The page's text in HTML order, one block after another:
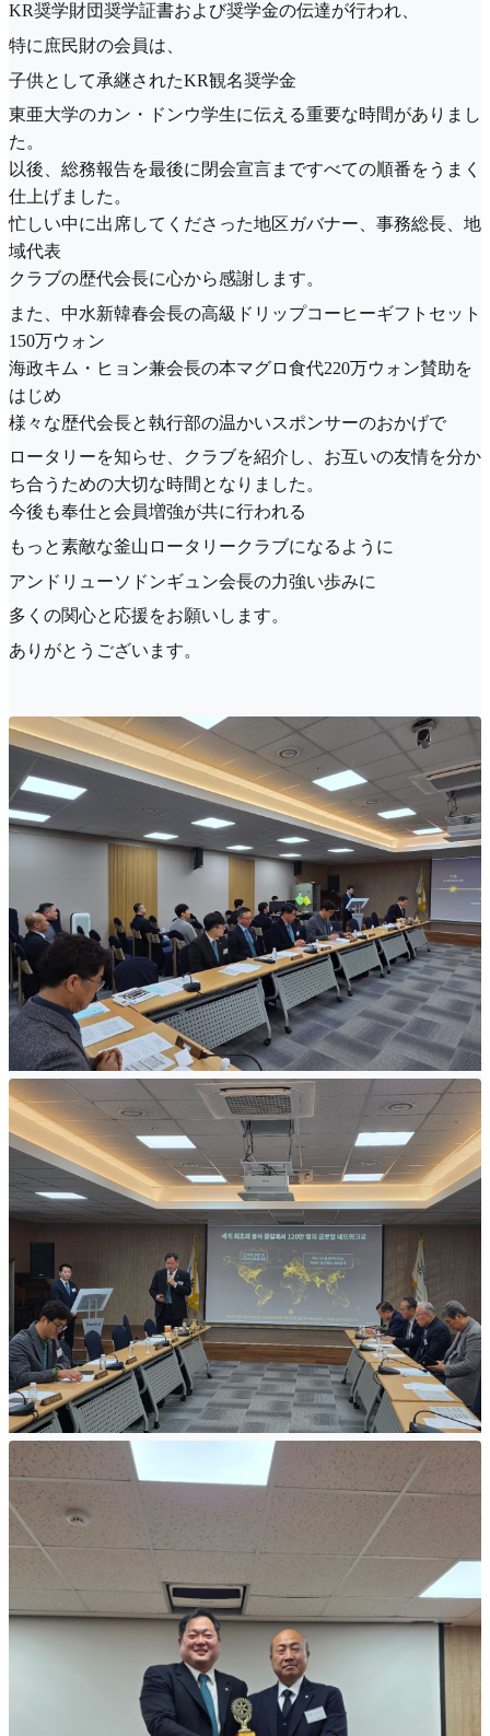
KR奨学財団奨学証書および奨学金の伝達が行われ、
特に庶民財の会員は、
子供として承継されたKR観名奨学金
東亜大学のカン・ドンウ学生に伝える重要な時間がありまし
た。
以後、総務報告を最後に閉会宣言まですべての順番をうまく
仕上げました。
忙しい中に出席してくださった地区ガバナー、事務総長、地
域代表
クラブの歴代会長に心から感謝します。
また、中水新韓春会長の高級ドリップコーヒーギフトセット
150万ウォン
海政キム・ヒョン兼会長の本マグロ食代220万ウォン賛助を
はじめ
様々な歴代会長と執行部の温かいスポンサーのおかげで
ロータリーを知らせ、クラブを紹介し、お互いの友情を分か
ち合うための大切な時間となりました。
今後も奉仕と会員増強が共に行われる
もっと素敵な釜山ロータリークラブになるように
アンドリューソドンギュン会長の力強い歩みに
多くの関心と応援をお願いします。
ありがとうございます。